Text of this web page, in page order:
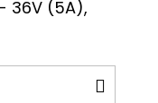
36V (5A),